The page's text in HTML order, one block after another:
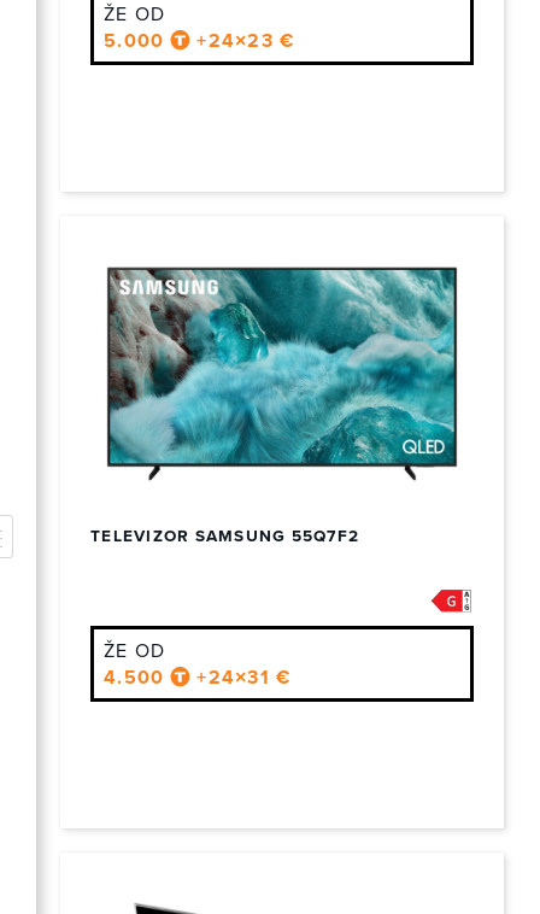
ŽE OD
5.000
+24×23 €
TELEVIZOR SAMSUNG 55Q7F2
ŽE OD
4.500
+24×31 €